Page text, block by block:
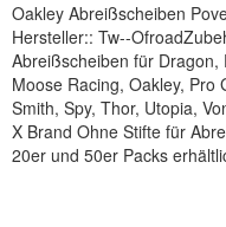
Oakley Abreißscheiben
Hersteller:: Tw--
Abreißscheiben für Dragon,
Moose Racing, Oakley, Pro
Smith, Spy, Thor, Utopia,
X Brand Ohne Stifte für
20er und 50er Packs